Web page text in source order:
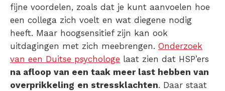
fijne voordelen, zoals dat je kunt aanvoelen hoe
een collega zich voelt en wat diegene nodig
heeft. Maar hoogsensitief zijn kan ook
uitdagingen met zich meebrengen. Onderzoek
van een Duitse psychologe laat zien dat HSP’ers
na afloop van een taak meer last hebben van
overprikkeling en stressklachten. Daar staat